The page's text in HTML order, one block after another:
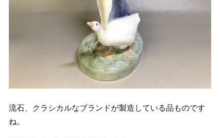
流石、クラシカルなブランドが製造している品ものです
ね。